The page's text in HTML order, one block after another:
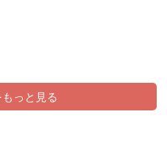
っと見る